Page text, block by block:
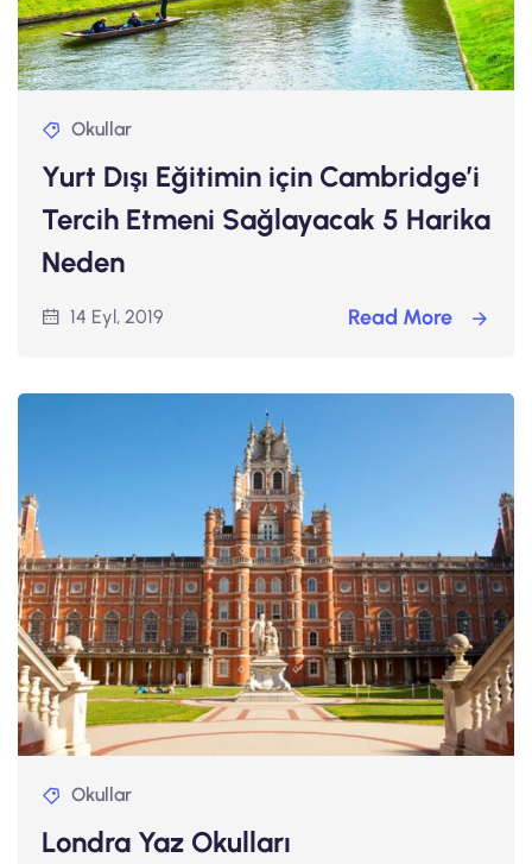
Okullar
Yurt Dışı Eğitimin için Cambridge’i
Tercih Etmeni Sağlayacak 5 Harika
Neden
14 Eyl, 2019 Read More
Okullar
Londra Yaz Okulları